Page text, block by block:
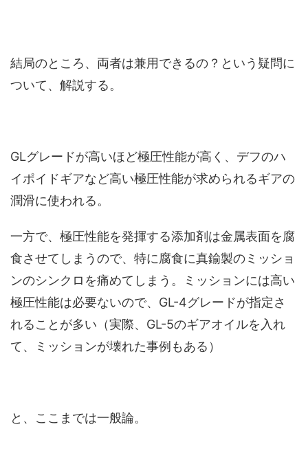
結局のところ、両者は兼用できるの？という疑問に
ついて、解説する。
GLグレードが高いほど極圧性能が高く、デフのハ
イポイドギアなど高い極圧性能が求められるギアの
潤滑に使われる。
一方で、極圧性能を発揮する添加剤は金属表面を腐
食させてしまうので、特に腐食に真鍮製のミッショ
ンのシンクロを痛めてしまう。ミッションには高い
極圧性能は必要ないので、GL-4グレードが指定さ
れることが多い（実際、GL-5のギアオイルを入れ
て、ミッションが壊れた事例もある）
と、ここまでは一般論。